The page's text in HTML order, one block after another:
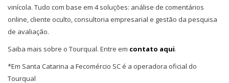
vinícola. Tudo com base em 4 soluções: análise de comentários
online, cliente oculto, consultoria empresarial e gestão da pesquisa
de avaliação.
Saiba mais sobre o Tourqual. Entre em contato aqui.
*Em Santa Catarina a Fecomércio SC é a operadora oficial do
Tourqual